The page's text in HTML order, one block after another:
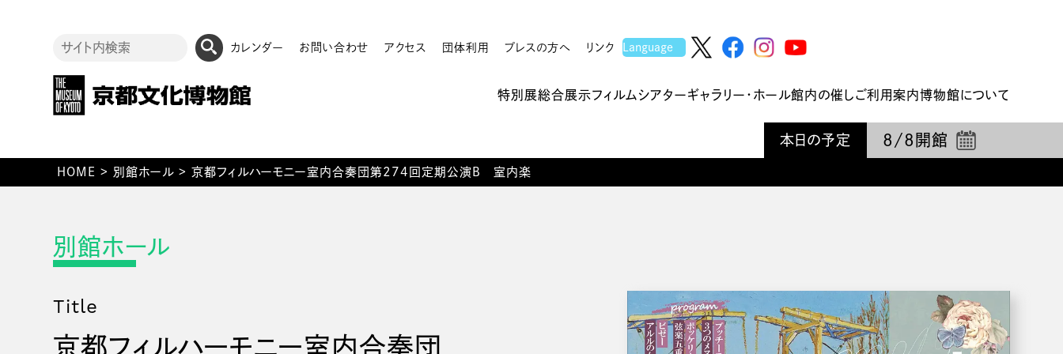
カレンダー お問い合わせ アクセス 団体利用 プレスの方へ リンク
特別展総合展示フィルムシアターギャラリー・ホール館内の催しご利用案内博物館について
本日の予定 8/8 開館
HOME > 別館ホール> 京都フィルハーモニー室内合奏団第274回定期公演B 室内楽
Title
京都フィルハーモニー室内合奏団